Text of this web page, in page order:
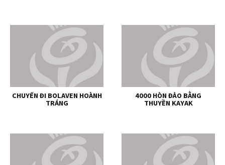
CHUYẾN ĐI BOLAVEN HOÀNH
TRÁNG
4000 HÒN ĐẢO BẰNG
THUYỀN KAYAK